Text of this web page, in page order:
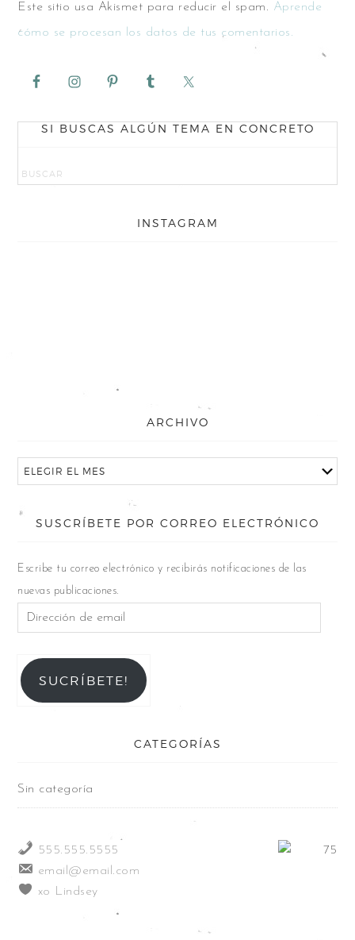
Este sitio usa Akismet para reducir el spam. Aprende
cómo se procesan los datos de tus comentarios.
SI BUSCAS ALGÚN TEMA EN CONCRETO
INSTAGRAM
ARCHIVO
SUSCRÍBETE POR CORREO ELECTRÓNICO
Escribe tu correo electrónico y recibirás notificaciones de las
nuevas publicaciones.
SUCRÍBETE!
CATEGORÍAS
Sin categoría
555.555.5555
email@email.com
xo Lindsey